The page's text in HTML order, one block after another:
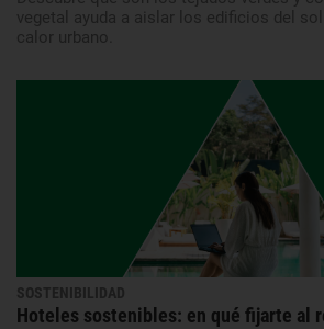
vegetal ayuda a aislar los edificios del
calor urbano.
SOSTENIBILIDAD
Hoteles sostenibles: en qué fijarte al